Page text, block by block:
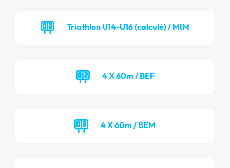
Triathlon U14-U16 (calculé) / MIM
4 X 60m / BEF
4 X 60m / BEM